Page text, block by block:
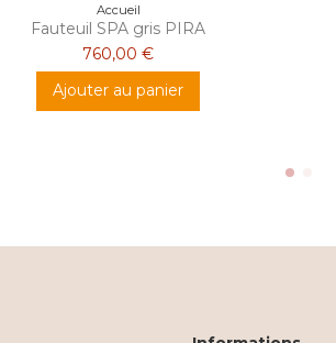
Accueil
Fauteuil SPA gris PIRA
760,00 €
Ajouter au panier